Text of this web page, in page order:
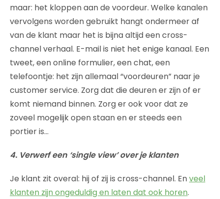
maar: het kloppen aan de voordeur. Welke kanalen
vervolgens worden gebruikt hangt ondermeer af
van de klant maar het is bijna altijd een cross-
channel verhaal. E-mail is niet het enige kanaal. Een
tweet, een online formulier, een chat, een
telefoontje: het zijn allemaal “voordeuren” naar je
customer service. Zorg dat die deuren er zijn of er
komt niemand binnen. Zorg er ook voor dat ze
zoveel mogelijk open staan en er steeds een
portier is…
4. Verwerf een ‘single view’ over je klanten
Je klant zit overal: hij of zij is cross-channel. Enveel
klanten zijn ongeduldig en laten dat ook horen.